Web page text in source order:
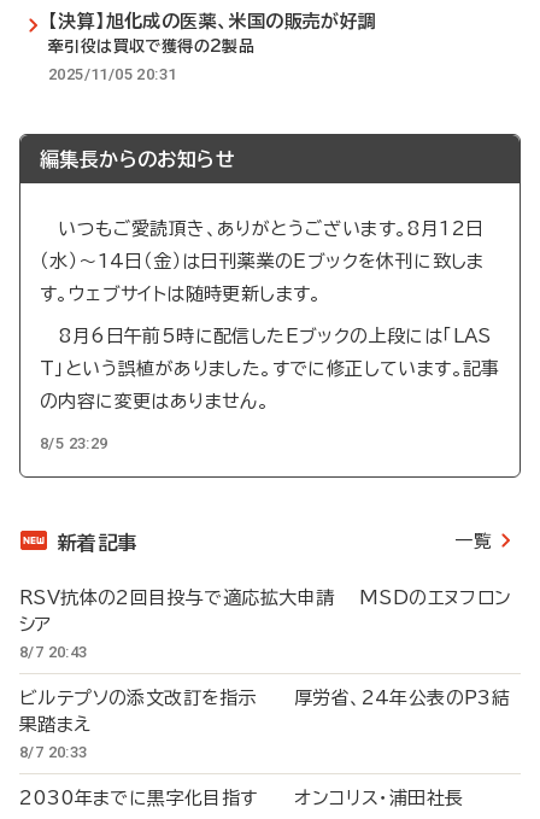
【決算】旭化成の医薬、米国の販売が好調
牽引役は買収で獲得の2製品
2025/11/05 20:31
編集長からのお知らせ
いつもご愛読頂き、ありがとうございます。8月12日
（水）～14日（金）は日刊薬業のEブックを休刊に致しま
す。ウェブサイトは随時更新します。
8月6日午前5時に配信したEブックの上段には「LAS
T」という誤植がありました。すでに修正しています。記事
の内容に変更はありません。
8/5 23:29
新着記事 一覧
RSV抗体の2回目投与で適応拡大申請 MSDのエヌフロン
シア
8/7 20:43
ビルテプソの添文改訂を指示 厚労省、24年公表のP3結
果踏まえ
8/7 20:33
2030年までに黒字化目指す オンコリス・浦田社長